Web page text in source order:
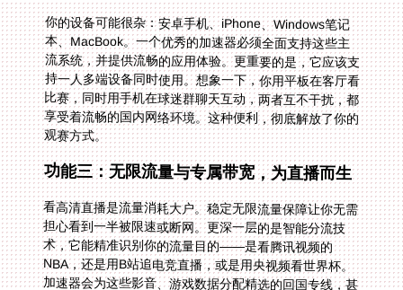
你的设备可能很杂：安卓手机、iPhone、Windows笔记
本、MacBook。一个优秀的加速器必须全面支持这些主
流系统，并提供流畅的应用体验。更重要的是，它应该支
持一人多端设备同时使用。想象一下，你用平板在客厅看
比赛，同时用手机在球迷群聊天互动，两者互不干扰，都
享受着流畅的国内网络环境。这种便利，彻底解放了你的
观赛方式。
功能三：无限流量与专属带宽，为直播而生
看高清直播是流量消耗大户。稳定无限流量保障让你无需
担心看到一半被限速或断网。更深一层的是智能分流技
术，它能精准识别你的流量目的——是看腾讯视频的
NBA，还是用B站追电竞直播，或是用央视频看世界杯。
加速器会为这些影音、游戏数据分配精选的回国专线，甚
至提供独享的高带宽通道。这就好比在拥挤的网络高速
上，为你开辟了一条VIP直达车道，画面始终高清流畅，